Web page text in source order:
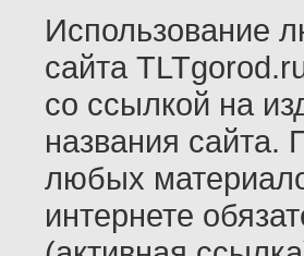
Использование
сайта
со ссылкой на
названия сайта.
любых
интернете